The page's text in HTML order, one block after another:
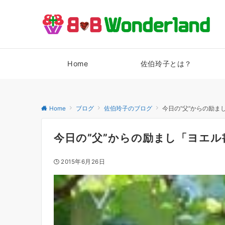
Home 佐伯玲子とは？
Home ブログ 佐伯玲子のブログ 今日の”父”からの励ま
今日の”父”からの励まし「ヨエル
2015年6月26日